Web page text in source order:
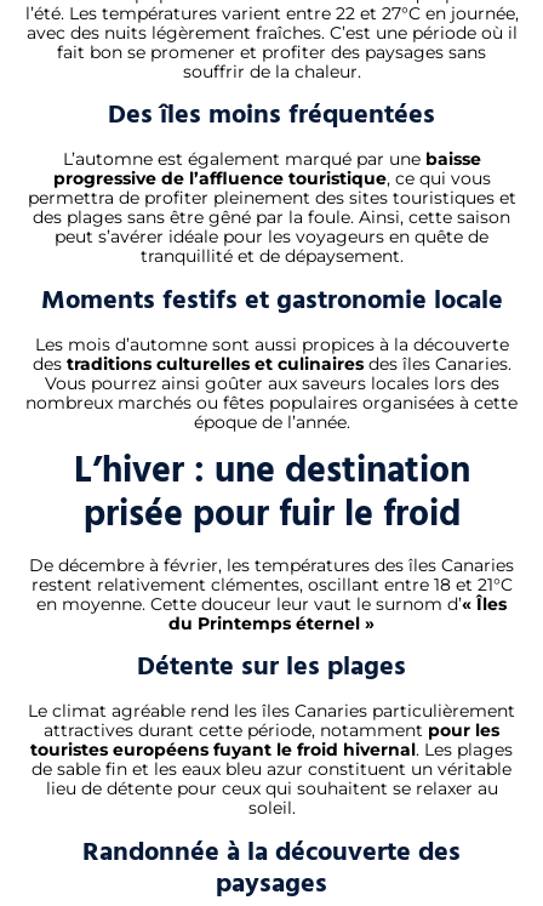
l’été. Les températures varient entre 22 et 27°C en journée,
avec des nuits légèrement fraîches. C’est une période où il
fait bon se promener et profiter des paysages sans
souffrir de la chaleur.
Des îles moins fréquentées
L’automne est également marqué par une baisse
progressive de l’affluence touristique, ce qui vous
permettra de profiter pleinement des sites touristiques et
des plages sans être gêné par la foule. Ainsi, cette saison
peut s’avérer idéale pour les voyageurs en quête de
tranquillité et de dépaysement.
Moments festifs et gastronomie locale
Les mois d’automne sont aussi propices à la découverte
des traditions culturelles et culinairesdes îles Canaries.
Vous pourrez ainsi goûter aux saveurs locales lors des
nombreux marchés ou fêtes populaires organisées à cette
époque de l’année.
L’hiver : une destination
prisée pour fuir le froid
De décembre à février, les températures des îles Canaries
restent relativement clémentes, oscillant entre 18 et 21°C
en moyenne. Cette douceur leur vaut le surnom d’« Îles
du Printemps éternel »
Détente sur les plages
Le climat agréable rend les îles Canaries particulièrement
attractives durant cette période, notamment pour les
touristes européens fuyant le froid hivernal. Les plages
de sable fin et les eaux bleu azur constituent un véritable
lieu de détente pour ceux qui souhaitent se relaxer au
soleil.
Randonnée à la découverte des
paysages